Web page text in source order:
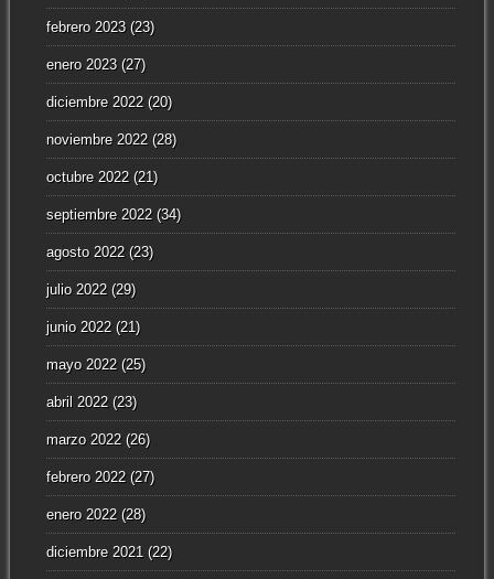
febrero 2023(23)
enero 2023(27)
diciembre 2022(20)
noviembre 2022(28)
octubre 2022(21)
septiembre 2022(34)
agosto 2022(23)
julio 2022(29)
junio 2022(21)
mayo 2022(25)
abril 2022(23)
marzo 2022(26)
febrero 2022(27)
enero 2022(28)
diciembre 2021(22)